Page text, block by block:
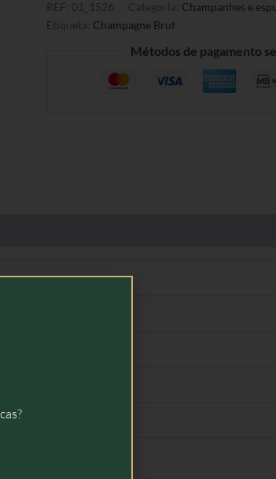
REF: 01_1526 Categoria: Champanhes e
Etiqueta: Champagne Brut
Métodos de pagamento